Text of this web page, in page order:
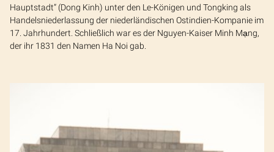
Hauptstadt” (Dong Kinh) unter den Le-Königen und Tongking als
Handelsniederlassung der niederländischen Ostindien-Kompanie im
17. Jahrhundert. Schließlich war es der Nguyen-Kaiser Minh Mạng,
der ihr 1831 den Namen Ha Noi gab.